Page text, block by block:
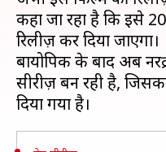
कहा जा रहा है कि इसे
रिलीज़ कर दिया जाएगा।
बायोपिक के बाद अब
सीरीज़ बन रही है,